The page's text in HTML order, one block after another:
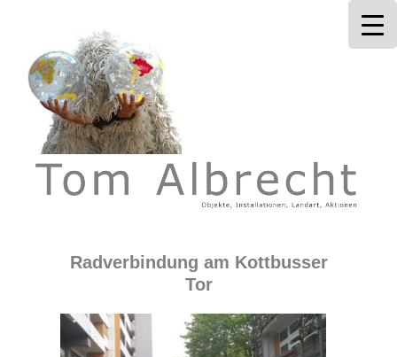
Tom Albrecht
Radverbindung am Kottbusser
Tor